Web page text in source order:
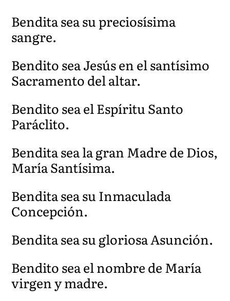
Bendita sea su preciosísima
sangre.
Bendito sea Jesús en el santísimo
Sacramento del altar.
Bendito sea el Espíritu Santo
Paráclito.
Bendita sea la gran Madre de Dios,
María Santísima.
Bendita sea su Inmaculada
Concepción.
Bendita sea su gloriosa Asunción.
Bendito sea el nombre de María
virgen y madre.